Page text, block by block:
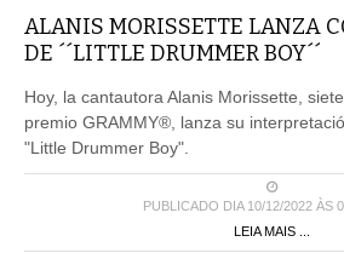
ALANIS MORISSETTE LANZA
DE ´´LITTLE DRUMMER BOY´´
Hoy, la cantautora Alanis Morissette,
premio GRAMMY®, lanza su
"Little Drummer Boy".
PUBLICADO DIA 10/12/2022 ÀS
LEIA MAIS ...